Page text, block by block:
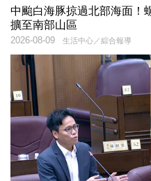
中颱白海豚掠過北部海面
擴至南部山區
生活中心／綜合報導
2026-08-09